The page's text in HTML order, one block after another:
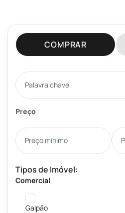
COMPRAR
Preço
Tipos de Imóvel:
Comercial
Galpão